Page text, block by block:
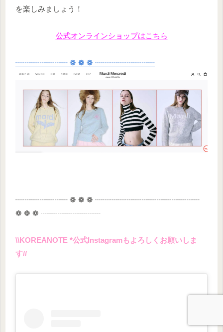
を楽しみましょう！
公式オンラインショップはこちら
┈┈┈┈┈┈┈ ❁ ❁ ❁ ┈┈┈┈┈┈┈┈
┈┈┈┈┈┈┈ ❁ ❁ ❁ ┈┈┈┈┈┈┈┈┈┈┈┈┈┈
❁ ❁ ❁ ┈┈┈┈┈┈┈┈
\\KOREANOTE *公式Instagramもよろしくお願いしま
す//